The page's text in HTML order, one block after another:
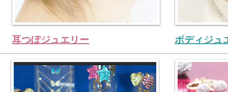
耳つぼジュエリー ボディジュ